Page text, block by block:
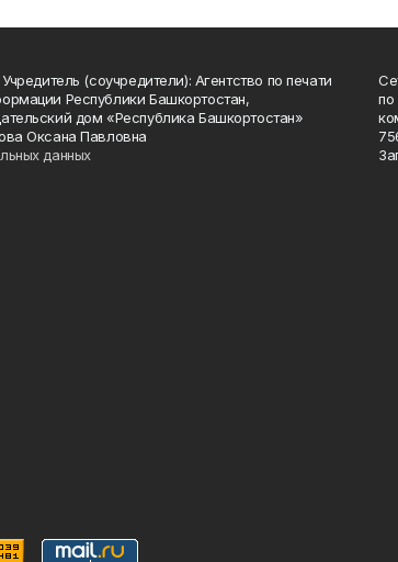
(соучредители): Агентство по печати
Республики Башкортостан,
дом «Республика Башкортостан»
Оксана Павловна
данных
по